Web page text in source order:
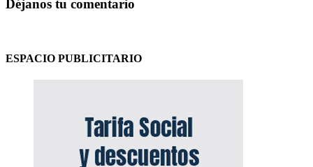
Déjanos tu comentario
ESPACIO PUBLICITARIO